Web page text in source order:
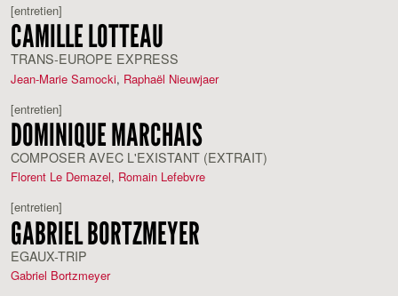
[entretien]
CAMILLE LOTTEAU
TRANS-EUROPE EXPRESS
Jean-Marie Samocki, Raphaël Nieuwjaer
[entretien]
DOMINIQUE MARCHAIS
COMPOSER AVEC L'EXISTANT (EXTRAIT)
Florent Le Demazel, Romain Lefebvre
[entretien]
GABRIEL BORTZMEYER
EGAUX-TRIP
Gabriel Bortzmeyer